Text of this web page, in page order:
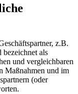
z.B.
bezeichnet als
und vergleichbaren
Maßnahmen und im
(oder